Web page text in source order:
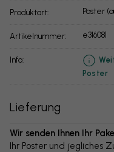
Produktart: Poster
Artikelnummer: e316081
info:
Poster
Lieferung
Wir senden Ihnen Ihr
Ihr Poster und jegliches